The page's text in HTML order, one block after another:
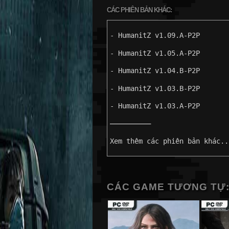
CÁC PHIÊN BẢN KHÁC:
- HumanitZ v1.09.A-P2P
- HumanitZ v1.05.A-P2P
- HumanitZ v1.04.B-P2P
- HumanitZ v1.03.B-P2P
- HumanitZ v1.03.A-P2P
——————————
Xem thêm các phiên bản
CÁC GAME TƯƠNG TỰ: